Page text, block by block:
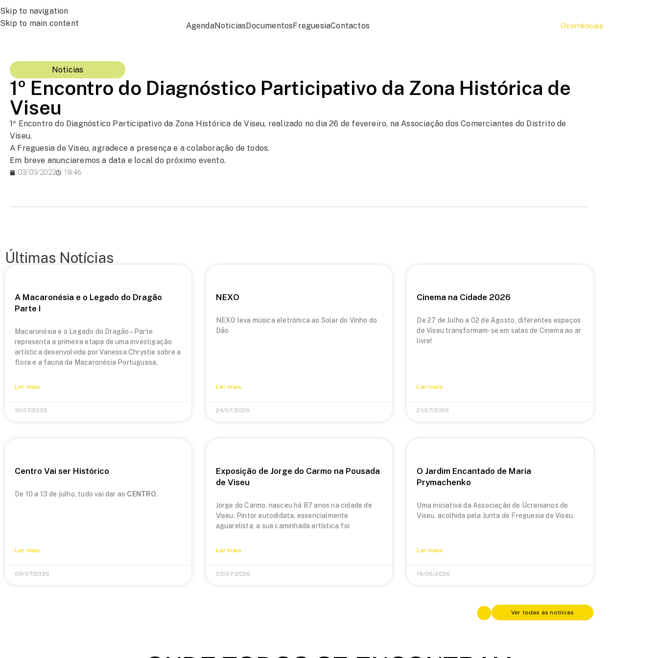
Skip to navigation
Skip to main content
AgendaNoticiasDocumentosFreguesiaContactos Ocorrências
Noticias
1º Encontro do Diagnóstico Participativo da Zona Histórica de
Viseu
1º Encontro do Diagnóstico Participativo da Zona Histórica de Viseu, realizado no dia 26 de fevereiro, na Associação dos Comerciantes do Distrito de
Viseu.
A Freguesia de Viseu, agradece a presença e a colaboração de todos.
Em breve anunciaremos a data e local do próximo evento.
03/03/2022 18:46
Últimas Notícias
A Macaronésia e o Legado do Dragão
Parte I
Macaronésia e o Legado do Dragão – Parte
representa a primeira etapa de uma investigação
artística desenvolvida por Vanessa Chrystie sobre a
flora e a fauna da Macaronésia Portuguesa.
Ler mais
31/07/2026
NEXO
NEXO leva música eletrónica ao Solar do Vinho do
Dão
Ler mais
24/07/2026
Cinema na Cidade 2026
De 27 de Julho a 02 de Agosto, diferentes espaços
de Viseu transformam-se em salas de Cinema ao ar
livre!
Ler mais
21/07/2026
Centro Vai ser Histórico
De 10 a 13 de julho, tudo vai dar ao CENTRO.
Ler mais
09/07/2026
Exposição de Jorge do Carmo na Pousada
de Viseu
Jorge do Carmo, nasceu há 87 anos na cidade de
Viseu. Pintor autodidata, essencialmente
aguarelista, a sua caminhada artística foi
Ler mais
03/07/2026
O Jardim Encantado de Maria
Prymachenko
Uma iniciativa da Associação de Ucranianos de
Viseu, acolhida pela Junta de Freguesia de Viseu.
Ler mais
16/06/2026
Ver todas as notícias